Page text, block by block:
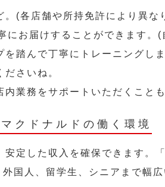
(各店舗や所持免許により異
にお届けすることができます。
踏んで丁寧にトレーニングし
さいね。
業務をサポートいただくことも
マクドナルドの働く環境
定した収入を確保できます。
国人、留学生、シニアまで幅広